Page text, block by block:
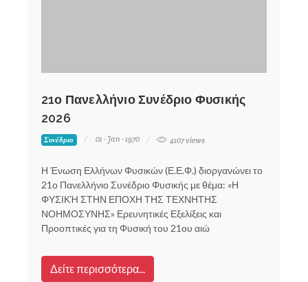
21ο Πανελλήνιο Συνέδριο Φυσικής
2026
Συνέδριο 01 - Jan - 1970 4107 views
Η Ένωση Ελλήνων Φυσικών (Ε.Ε.Φ.) διοργανώνει το
21ο Πανελλήνιο Συνέδριο Φυσικής με θέμα: «Η
ΦΥΣΙΚΉ ΣΤΗΝ ΕΠΟΧΗ ΤΗΣ ΤΕΧΝΗΤΗΣ
ΝΟΗΜΟΣΥΝΗΣ» Ερευνητικές Εξελίξεις και
Προοπτικές για τη Φυσική του 21ου αιώ
Δείτε περισσότερα...